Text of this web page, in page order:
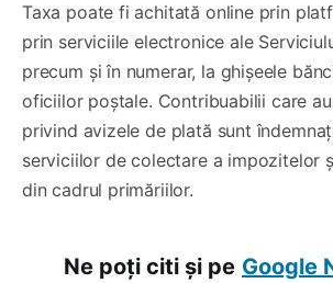
Taxa poate fi achitată online prin
prin serviciile electronice ale
precum și în numerar, la ghișeele
oficiilor poștale. Contribuabilii care
privind avizele de plată sunt
serviciilor de colectare a impozitelor
din cadrul primăriilor.
Ne poți citi și pe Google